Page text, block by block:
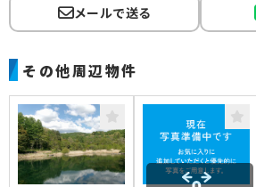
メールで送る
その他周辺物件